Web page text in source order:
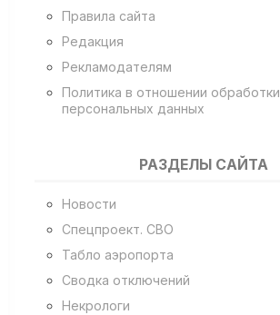
Правила сайта
Редакция
Рекламодателям
Политика в отношении обработки
персональных данных
РАЗДЕЛЫ САЙТА
Новости
Спецпроект. СВО
Табло аэропорта
Сводка отключений
Некрологи